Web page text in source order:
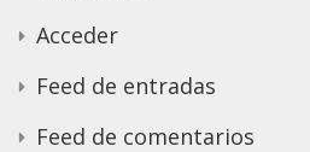
Acceder
Feed de entradas
Feed de comentarios